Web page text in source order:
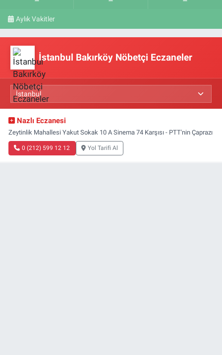
Aylık Vakitler
İstanbul Bakırköy Nöbetçi Eczaneler
Nazlı Eczanesi
Zeytinlik Mahallesi Yakut Sokak 10 A Sinema 74 Karşısı - PTT'nin Çaprazı
0 (212) 599 12 12 Yol Tarifi Al